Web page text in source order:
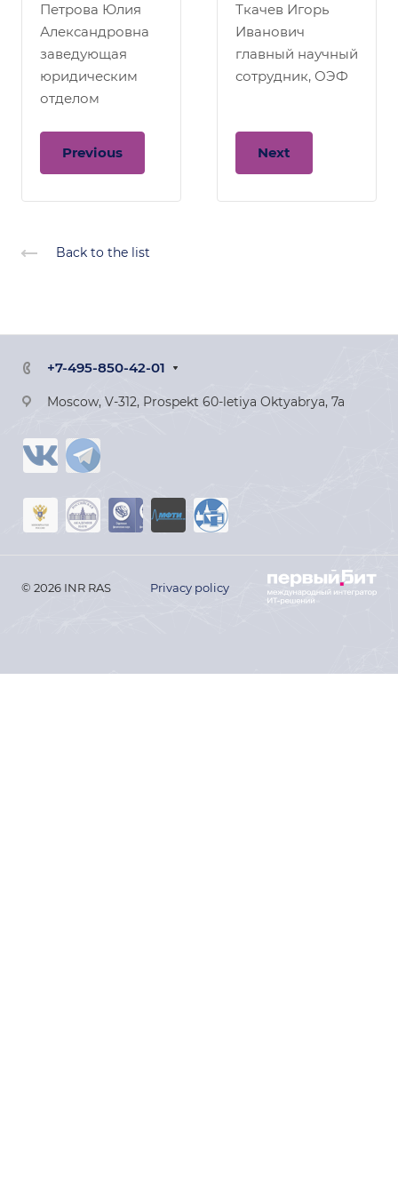
Петрова Юлия
Александровна
заведующая
юридическим
отделом
Previous
Ткачев Игорь
Иванович
главный научный
сотрудник, ОЭФ
Next
Back to the list
+7-495-850-42-01
Moscow, V-312, Prospekt 60-letiya Oktyabrya, 7a
© 2026 INR RAS Privacy policy